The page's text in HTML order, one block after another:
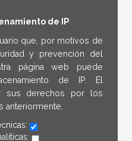
de IP
que, por motivos de
y prevención del
página web puede
de IP. El
sus derechos por los
anteriormente.